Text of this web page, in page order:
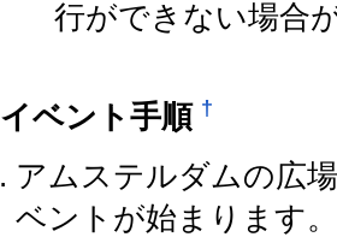
行ができない場合
イベント手順 †
アムステルダムの広
ベントが始まります